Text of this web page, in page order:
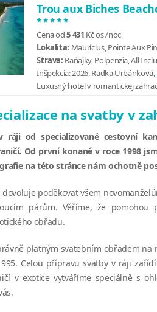
Trou aux Biches
*****
Cena od5 431 Kčos./noc
Lokalita: Maurícius, Pointe Aux
Strava: Raňajky, Polpenzia, All
Inšpekcia:2026, Radka Urbánková,
Luxusný hotel v romantickej
na svatby v
ráji od specializované cestovní
Od první konané v roce 1998
na této stránce nám ochotně
dovoluje poděkovat všem
párům. Věříme, že pomohou
obřadu.
platným svatebním obřadem na
Celou přípravu svatby v ráji
v exotice vytváříme speciálně s